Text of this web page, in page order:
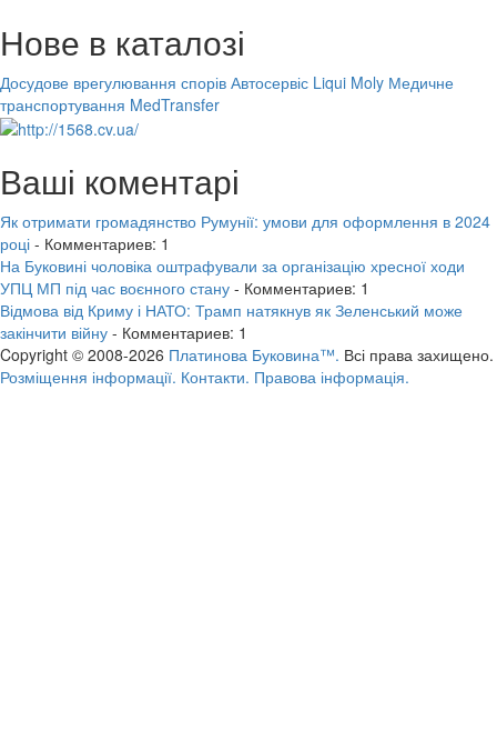
Нове в каталозі
Досудове врегулювання спорів Автосервіс Liqui Moly Медичне
транспортування MedTransfer
Ваші коментарі
Як отримати громадянство Румунії: умови для оформлення в 2024
році - Комментариев: 1
На Буковині чоловіка оштрафували за організацію хресної ходи
УПЦ МП під час воєнного стану - Комментариев: 1
Відмова від Криму і НАТО: Трамп натякнув як Зеленський може
закінчити війну - Комментариев: 1
Copyright © 2008-2026 Платинова Буковина™. Всі права захищено.
Розміщення інформації. Контакти. Правова інформація.